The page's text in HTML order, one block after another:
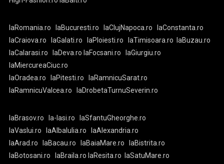
laRomania.ro laBucuresti.ro laClujNapoca.ro
laConstanta.ro
laCraiova.ro
laGalati.ro laPloiesti.ro laTimisoara.ro
laBuzau.ro
laCalarasi.ro
laDeva.ro laFocsani.ro
laGiurgiu.ro
laMiercureaCiuc.ro
laOradea.ro
laPitesti.ro
laRamnicuSarat.ro
laRamnicuValcea.ro
laDrobetaTurnuSeverin.ro
laBrasov.ro la-Iasi.ro
laSfantuGheorghe.ro
laVaslui.ro
laAlbaIulia.ro
laAlexandria.ro
laArad.ro
laBacau.ro laBaiaMare.ro
laBistrita.ro
laBotosani.ro
laBraila.ro laResita.ro laSatuMare.ro